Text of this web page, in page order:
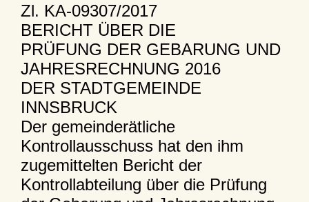
Zl. KA-09307/2017
BERICHT ÜBER DIE
PRÜFUNG DER GEBARUNG UND
JAHRESRECHNUNG 2016
DER STADTGEMEINDE
INNSBRUCK
Der gemeinderätliche
Kontrollausschuss hat den ihm
zugemittelten Bericht der
Kontrollabteilung über die Prüfung